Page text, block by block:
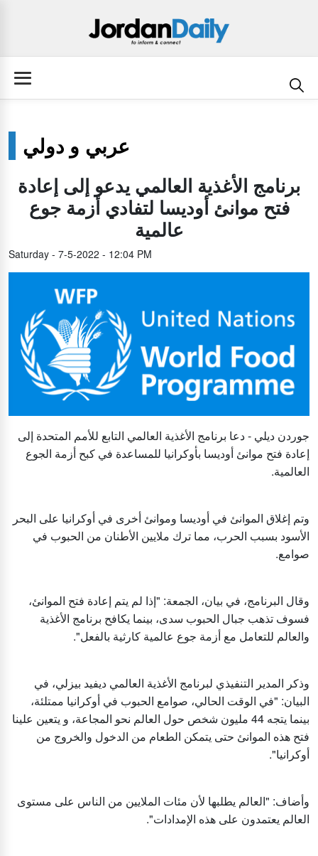
عربي و دولي
برنامج الأغذية العالمي يدعو إلى إعادة
فتح موانئ أوديسا لتفادي أزمة جوع
عالمية
Saturday - 7-5-2022 - 12:04 PM
جوردن ديلي - دعا برنامج الأغذية العالمي التابع للأمم المتحدة إلى
إعادة فتح موانئ أوديسا بأوكرانيا للمساعدة في كبح أزمة الجوع
العالمية.
وتم إغلاق الموانئ في أوديسا وموانئ أخرى في أوكرانيا على البحر
الأسود بسبب الحرب، مما ترك ملايين الأطنان من الحبوب في
صوامع.
وقال البرنامج، في بيان، الجمعة: "إذا لم يتم إعادة فتح الموانئ،
فسوف تذهب جبال الحبوب سدى، بينما يكافح برنامج الأغذية
والعالم للتعامل مع أزمة جوع عالمية كارثية بالفعل".
وذكر المدير التنفيذي لبرنامج الأغذية العالمي ديفيد بيزلي، في
البيان: "في الوقت الحالي، صوامع الحبوب في أوكرانيا ممتلئة،
بينما يتجه 44 مليون شخص حول العالم نحو المجاعة، و يتعين علينا
فتح هذه الموانئ حتى يتمكن الطعام من الدخول والخروج من
أوكرانيا".
وأضاف: "العالم يطلبها لأن مئات الملايين من الناس على مستوى
العالم يعتمدون على هذه الإمدادات".